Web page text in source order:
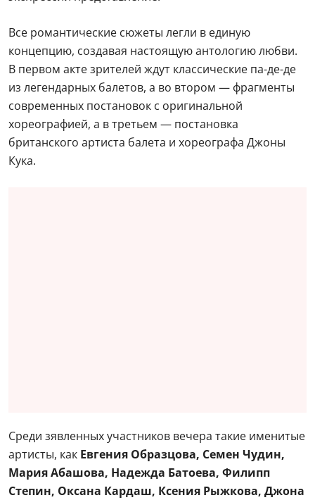
Все романтические сюжеты легли в единую
концепцию, создавая настоящую антологию любви.
В первом акте зрителей ждут классические па-де-де
из легендарных балетов, а во втором — фрагменты
современных постановок с оригинальной
хореографией, а в третьем — постановка
британского артиста балета и хореографа Джоны
Кука.
Среди зявленных участников вечера такие именитые
артисты, как Евгения Образцова, Семен Чудин,
Мария Абашова, Надежда Батоева, Филипп
Степин, Оксана Кардаш, Ксения Рыжкова, Джона